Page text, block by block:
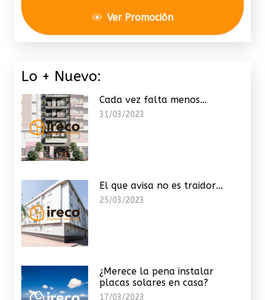
Ver Promoción
Lo + Nuevo:
Cada vez falta menos…
31/03/2023
El que avisa no es traidor…
25/03/2023
¿Merece la pena instalar
placas solares en casa?
17/03/2023